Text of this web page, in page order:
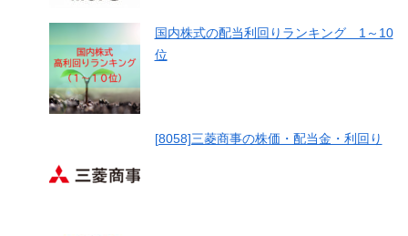
国内株式の配当利回りランキング 1～10
位
[8058]三菱商事の株価・配当金・利回り